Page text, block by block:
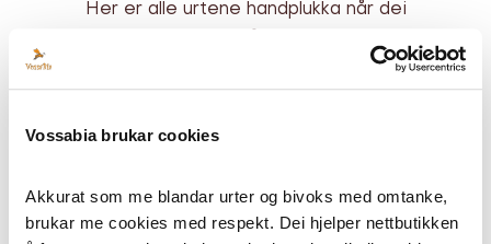
Vossabia brukar cookies
Akkurat som me blandar urter og bivoks med omtanke,
brukar me cookies med respekt. Dei hjelper nettbutikken
Her er alle urtene handplukka når dei
for å kunne gje vidare maksimalt av sine
det kunnskapsbasert drift får a til å, og det
gjeld også om innhausting, tørking og anna